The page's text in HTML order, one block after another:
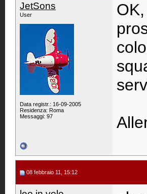
JetSons
User
Data registr.: 16-09-2005
Residenza: Roma
Messaggi: 97
08 febbraio 11, 15:12